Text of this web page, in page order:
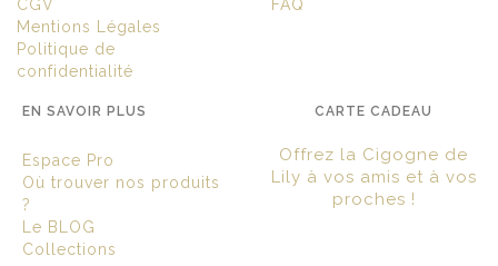
CGV
Mentions Légales
Politique de
confidentialité
FAQ
EN SAVOIR PLUS
Espace Pro
Où trouver nos produits
?
Le BLOG
Collections
CARTE CADEAU
Offrez la Cigogne de
Lily à vos amis et à vos
proches !